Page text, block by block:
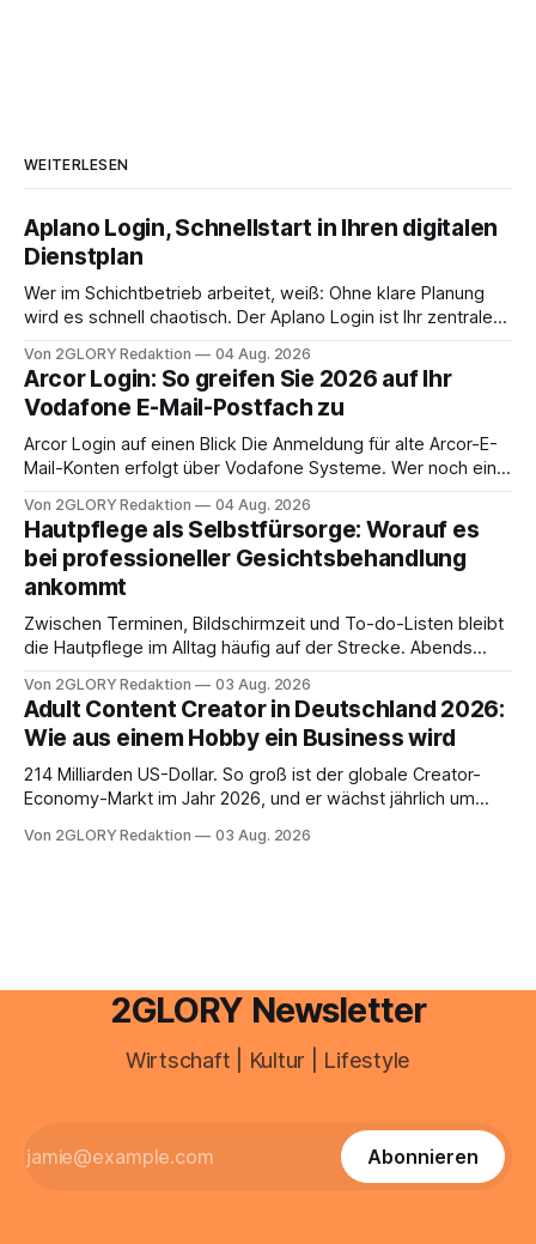
WEITERLESEN
Aplano Login, Schnellstart in Ihren digitalen
Dienstplan
Wer im Schichtbetrieb arbeitet, weiß: Ohne klare Planung
wird es schnell chaotisch. Der Aplano Login ist Ihr zentraler
abwesenheiten und die gesamte kommunikation rund um
Ihr personal digital zu organisieren. In diesem Leitfaden
erfahren Sie alles, was Sie für einen reibungslosen Einstieg
brauchen, von der Registrierung
Von 2GLORY Redaktion 04 Aug. 2026
Arcor Login: So greifen Sie 2026 auf Ihr
Vodafone E-Mail-Postfach zu
Arcor Login auf einen Blick Die Anmeldung für alte Arcor-E-
Mail-Konten erfolgt über Vodafone Systeme. Wer noch eine
besitzt, loggt sich heute über das Vodafone E-Mail & Cloud
Portal ein. Der klassische Arcor Login über mail.
Von 2GLORY Redaktion 04 Aug. 2026
Hautpflege als Selbstfürsorge: Worauf es
bei professioneller Gesichtsbehandlung
ankommt
Zwischen Terminen, Bildschirmzeit und To-do-Listen bleibt
die Hautpflege im Alltag häufig auf der Strecke. Abends
Drogerie – mehr ist zeitlich oft nicht drin. Dabei reagiert die
Haut empfindlich auf Stress, Schlafmangel und
Umwelteinflüsse: Sie wirkt müde, spannt oder neigt zu
Unreinheiten. Professionelle
Von 2GLORY Redaktion 03 Aug. 2026
Adult Content Creator in Deutschland 2026:
Wie aus einem Hobby ein Business wird
214 Milliarden US-Dollar. So groß ist der globale Creator-
Economy-Markt im Jahr 2026, und er wächst jährlich um
ist längst ein ernstzunehmender Wirtschaftszweig. Weltweit
Von 2GLORY Redaktion 03 Aug. 2026
2GLORY Newsletter
Wirtschaft | Kultur | Lifestyle
Abonnieren